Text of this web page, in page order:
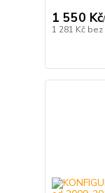
1 550 Kč/
1 281 Kč bez